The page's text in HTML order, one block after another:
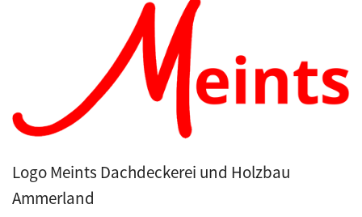
Reetbedachung v. Windmühlen
Sonnenschirme aus Reet
Kunstreet
Pfannendach
Logo Meints Dachdeckerei und Holzbau
Ammerland